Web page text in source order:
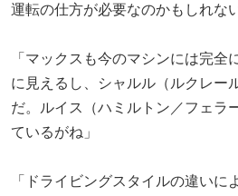
運転の仕方が必要なのかもしれない
「マックスも今のマシンには完全
に見えるし、シャルル（ルクレー
だ。ルイス（ハミルトン／フェラ
ているがね」
「ドライビングスタイルの違いに